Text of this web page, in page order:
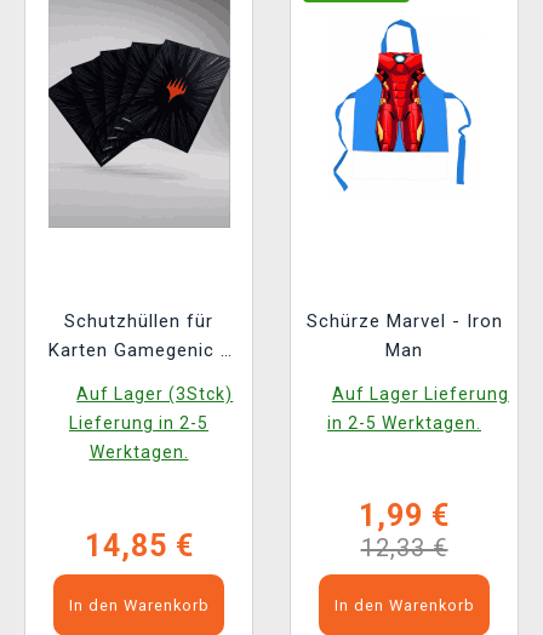
Schutzhüllen für
Karten Gamegenic -
- Premium Double
Sleeving Comic Burst
Black (105 Stk.)
Auf Lager (3Stck)
Lieferung in 2-5
Werktagen.
14,85 €
In den Warenkorb
Schürze Marvel - Iron
Man
Auf Lager Lieferung
in 2-5 Werktagen.
1,99 €
12,33 €
In den Warenkorb